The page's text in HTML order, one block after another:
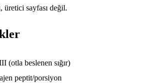
üretici sayfası değil.
(otla beslenen sığır)
peptit/porsiyon